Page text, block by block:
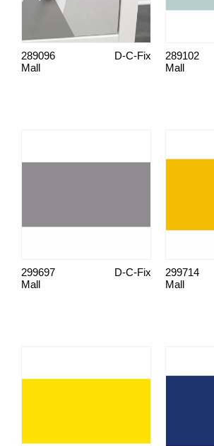
Mall
D-C-Fix
289096
Mall
289102
Mall
D-C-Fix
299697
Mall
299714